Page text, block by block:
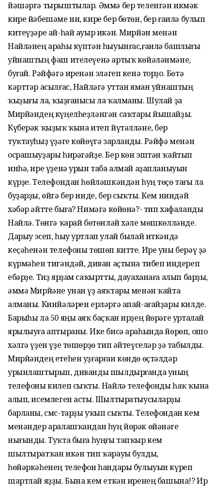
йәшәргә тырыштылар. Әммә бер теленгән икмәк
кире йәбешәме ни, кире бер бөтөн, бер ғаилә булып
китеүҙәре ай-һай ауыр икән. Мирйән менән
Найләнең араһы күптән һыуынғас,ғаилә башлығы
уйнаштың фаш ителеүенә артыҡ көйәләнмәне,
буғай. Рәйфәгә иренән эләгеп кенә торҙо. Бөтә
кәрттәр асылғас, Найләгә уттан яман уйнаштың
ҡыҙығы ла, ҡыҙғанысы ла ҡалманы. Шулай ҙа
Мирйәндең күңелһеҙләнгән саҡтары йышайҙы.
Күберәк ҡыҙыҡ ҡына итеп йүтәлләне, бер
туҡтауһыҙ үҙәге көйөүгә зарланды. Рәйфә менән
осрашыуҙары һирәгәйҙе. Бер көн эштән ҡайтып
инһә, ире үҙенә урын таба алмай аҙапланыуын
күрҙе. Телефондан һөйләшкәндән һуң төҫө тағы ла
буҙарҙы, өйгә бер инде, бер сыҡты. Кем ниндәй
хәбәр әйтте быға? Нимәгә көйөнә?- тип хафаланды
Найлә. Төнгә ҡарай бөтөнләй хәле мөшкөлләнде.
Дарыу эсеп, һыу уртлап улай былай иткәндә
кеҫәһенән телефоны төшөп китте. Ире уны берәү ҙә
күрмәһен тигәндәй, диван аҫтына тибеп индереп
ебәрҙе. Тиҙ ярҙам саҡыртты, дауаханаға алып барҙы,
әммә Мирйәне унан үҙ аяҡтары менән ҡайта
алманы. Кинйәләрен ерләргә апай-ағайҙары килде.
Барыһы ла 50 яңы аяҡ баҫҡан ирҙең йөрәге урталай
ярылыуға аптыраны. Ике бисә араһында йөрөп, ошо
хәлгә үҙен үҙе төшөрҙө тип әйтеүселәр ҙә табылды.
Мирйәндең етеһен уҙғарған көндө өҫтәлдәр
урынлаштырып, диванды шылдырғанда уның
телефоны килеп сыҡты. Найлә телефонды һаҡ ҡына
алып, исемлеген асты. Шылтыратыусыларҙы
барланы, смс-тарҙы уҡып сыҡты. Телефондан кем
менәндер аралашҡандан һуң йөрәк өйәнәге
нығынды. Туҡта быға һуңғы тапҡыр кем
шылтыратҡан икән тип ҡарауы булды,
һөйәркәһенең телефон һандары булыуын күреп
шартлай яҙҙы. Бына кем еткән иренең башына!? Ир